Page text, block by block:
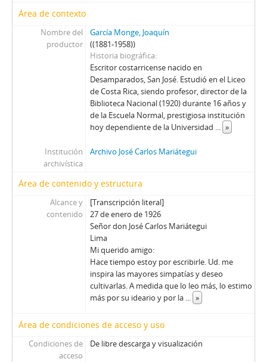
Área de contexto
Nombre del
productor
García Monge, Joaquín
((1881-1958))
Historia biográfica
Escritor costarricense nacido en
Desamparados, San José. Estudió en el Liceo
de Costa Rica, siendo profesor, director de la
Biblioteca Nacional (1920) durante 16 años y
de la Escuela Normal, prestigiosa institución
hoy dependiente de la Universidad ... »
Institución
archivística
Archivo José Carlos Mariátegui
Área de contenido y estructura
Alcance y
contenido
[Transcripción literal]
27 de enero de 1926
Señor don José Carlos Mariátegui
Lima
Mi querido amigo:
Hace tiempo estoy por escribirle. Ud. me
inspira las mayores simpatías y deseo
cultivarlas. A medida que lo leo más, lo estimo
más por su ideario y por la ... »
Área de condiciones de acceso y uso
Condiciones de
acceso
De libre descarga y visualización